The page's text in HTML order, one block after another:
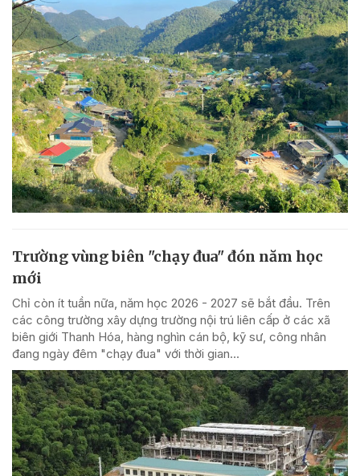
Trường vùng biên "chạy đua" đón năm học
mới
Chỉ còn ít tuần nữa, năm học 2026 - 2027 sẽ bắt đầu. Trên
các công trường xây dựng trường nội trú liên cấp ở các xã
biên giới Thanh Hóa, hàng nghìn cán bộ, kỹ sư, công nhân
đang ngày đêm "chạy đua" với thời gian...